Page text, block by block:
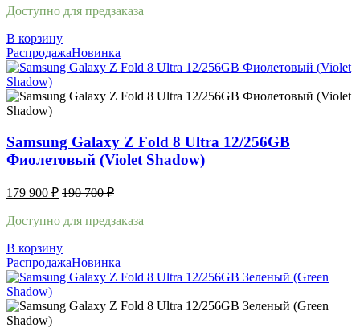
Доступно для предзаказа
В корзину
РаспродажаНовинка
Samsung Galaxy Z Fold 8 Ultra 12/256GB
Фиолетовый (Violet Shadow)
179 900 ₽ 190 700₽
Доступно для предзаказа
В корзину
РаспродажаНовинка